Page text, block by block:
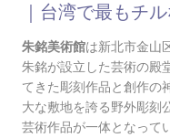
｜台湾で最もチ
朱銘美術館は新北市金山
朱銘が設立した芸術の殿
てきた彫刻作品と創作の
大な敷地を誇る野外彫刻
芸術作品が一体となって